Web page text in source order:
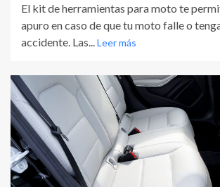
El kit de herramientas para moto te
apuro en caso de que tu moto falle o
accidente. Las...Leer más